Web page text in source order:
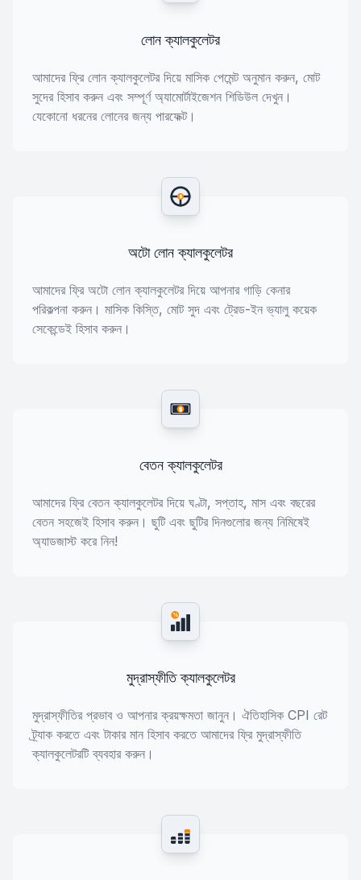
লোন ক্যালকুলেটর
আমাদের ফ্রি লোন ক্যালকুলেটর দিয়ে মাসিক পেমেন্ট অনুমান করুন, মোট
সুদের হিসাব করুন এবং সম্পূর্ণ অ্যামোর্টাইজেশন শিডিউল দেখুন।
যেকোনো ধরনের লোনের জন্য পারফেক্ট।
$
অটো লোন ক্যালকুলেটর
আমাদের ফ্রি অটো লোন ক্যালকুলেটর দিয়ে আপনার গাড়ি কেনার
পরিকল্পনা করুন। মাসিক কিস্তি, মোট সুদ এবং ট্রেড-ইন ভ্যালু কয়েক
সেকেন্ডেই হিসাব করুন।
$
বেতন ক্যালকুলেটর
আমাদের ফ্রি বেতন ক্যালকুলেটর দিয়ে ঘণ্টা, সপ্তাহ, মাস এবং বছরের
বেতন সহজেই হিসাব করুন। ছুটি এবং ছুটির দিনগুলোর জন্য নিমিষেই
অ্যাডজাস্ট করে নিন!
%
মুদ্রাস্ফীতি ক্যালকুলেটর
মুদ্রাস্ফীতির প্রভাব ও আপনার ক্রয়ক্ষমতা জানুন। ঐতিহাসিক CPI রেট
ট্র্যাক করতে এবং টাকার মান হিসাব করতে আমাদের ফ্রি মুদ্রাস্ফীতি
ক্যালকুলেটরটি ব্যবহার করুন।